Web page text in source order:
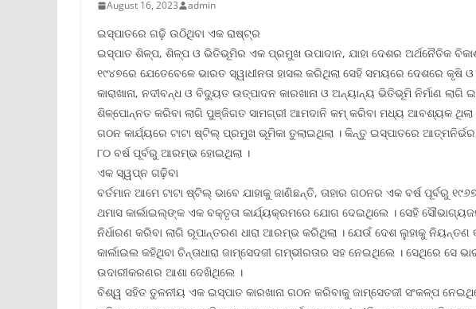
August 16, 2023 admin
ଇସ୍ପାତରେ ଗଢ଼ି ଉଠିଥିବା ଏକ ରାଷ୍ଟ୍ର
ଇସ୍ପାତ ଶିଳ୍ପ, ଶିଳ୍ପ ଓ ଭିତିଭୂମିର ଏକ ପ୍ରମୁଖ ଉପାଦାନ, ଯାହା ଦେଶର ଅର୍ଥନୈତିକ
୧୯୪୭ରେ ଯେତେବେଳେ ଭାରତ ସ୍ୱାଧୀନତା ହାସଲ କରିଥିଲା ସେହି ସମୟରେ ଦେଶରେ
କାରାଖାନା, ନଦୀବନ୍ଧ ଓ ବିଦ୍ୟୁତ ଉତ୍ପାଦନ କାରଖାନା ଓ ଅନ୍ୟାନ୍ୟ ଭିତିଭୂମି ନିର୍ମାଣ
ଶିଳ୍ପୋନ୍ନତ କରିବା ଲାଗି ପୁଞ୍ଜିଗତ ସାମଗ୍ରୀ ଆମଦାନି କମ୍ କରିବା ମଧ୍ୟ ଆବଶ୍ୟକ ଥିଲା ।
ଗଠନ କାର୍ଯ୍ୟରେ ଟାଟା ଷ୍ଟିଲ୍ ପ୍ରମୁଖ ଭୂମିକା ତୁଲାଇଥିଲା । କିନ୍ତୁ ଇସ୍ପାତରେ
୮୦ ବର୍ଷ ପୂର୍ବରୁ ଆରମ୍ଭ ହୋଇଥିଲା ।
ଏକ ସ୍ୱପ୍ନ ଗଢ଼ିବା
ବର୍ତମାନ ଆମେ ଟାଟା ଷ୍ଟିଲ୍ ଭାବେ ଯାହାକୁ ଜାଣିଛନ୍ତି, ତାହାର ଗଠନର ଏକ ବର୍ଷ ପୂର୍ବରୁ
ଥମାସ କାର୍ଲାଇଲ୍‌ଙ୍କ ଏକ ବକ୍ତୃତା କାର୍ଯ୍ୟକ୍ରମରେ ଯୋଗ ଦେଇଥିଲେ । ସେହି
ନିର୍ଧାରଣ କରିବା ଲାଗି ରୂପାନ୍ତରଣ ଧାରା ଆରମ୍ଭ କରିଥିଲା । ଯେଉଁ ଦେଶ ଲୁହାକୁ
କାର୍ଲାଇଲ କହିଥିବା ଚିନ୍ତାଧାରା ଜାମ୍‌ସେଦଜୀ ଗମ୍ଭୀରତାର ସହ ନେଇଥିଲେ । ସେଥିରେ
ଉଦାରୀକରଣର ଆଶା ଦେଖିଥିଲେ ।
ବିଶ୍ୱ ସହିତ ତୁଳନୀୟ ଏକ ଇସ୍ପାତ କାରଖାନା ଗଠନ କରିବାକୁ ଜାମ୍‌ସେତଜୀ ସଂକଳ୍ପ